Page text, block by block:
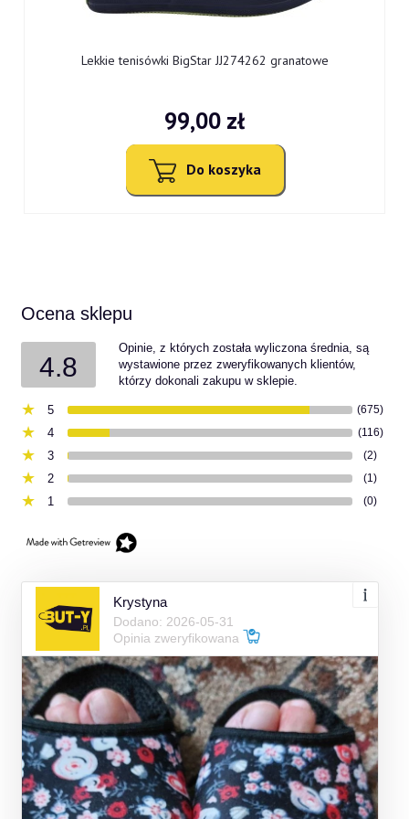
Lekkie tenisówki BigStar JJ274262 granatowe
99,00 zł
Do koszyka
Ocena sklepu
4.8
Opinie, z których została wyliczona średnia, są
wystawione przez zweryfikowanych klientów,
którzy dokonali zakupu w sklepie.
5 (675)
4 (116)
3 (2)
2 (1)
1 (0)
Krystyna
Dodano: 2026-05-31
Opinia zweryfikowana